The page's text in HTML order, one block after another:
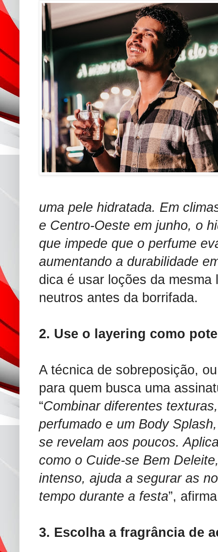
uma pele hidratada. Em
e Centro-Oeste em junho, o
que impede que o perfume
aumentando a durabilidade
dica é usar loções da
neutros antes da borrifada.
2. Use o layering como
A técnica de sobreposição,
para quem busca uma
“Combinar diferentes
perfumado e um Body
se revelam aos poucos.
como o Cuide-se Bem
intenso, ajuda a segurar as
tempo durante a festa”,
3. Escolha a fragrância de